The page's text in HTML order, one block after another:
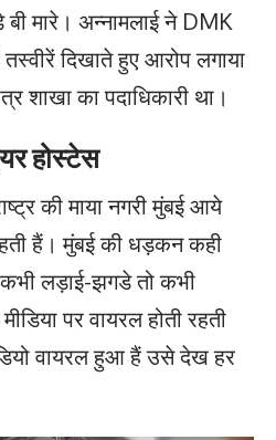
मारे। अन्नामलाई ने DMK
दिखाते हुए आरोप लगाया
शाखा का पदाधिकारी था।
होस्टेस
की माया नगरी मुंबई आये
हैं। मुंबई की धड़कन कही
लड़ाई-झगडे तो कभी
पर वायरल होती रहती
वायरल हुआ हैं उसे देख हर